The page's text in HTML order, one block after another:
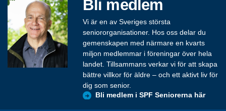
Bli medlem
Vi är en av Sveriges största
seniororganisationer. Hos oss delar du
gemenskapen med närmare en kvarts
miljon medlemmar i föreningar över hela
landet. Tillsammans verkar vi för att skapa
bättre villkor för äldre – och ett aktivt liv för
dig som senior.
Bli medlem i SPF Seniorerna här